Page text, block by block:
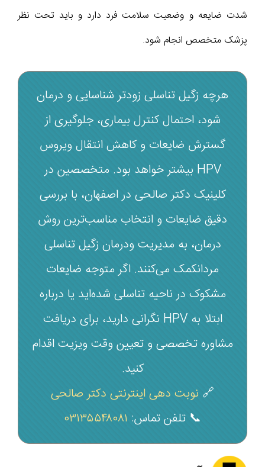
شدت ضایعه و وضعیت سلامت فرد دارد و باید تحت نظر
پزشک متخصص انجام شود.
هرچه زگیل تناسلی زودتر شناسایی و درمان
شود، احتمال کنترل بیماری، جلوگیری از
گسترش ضایعات و کاهش انتقال ویروس
HPV بیشتر خواهد بود. متخصصین در
کلینیک دکتر صالحی در اصفهان، با بررسی
دقیق ضایعات و انتخاب مناسب‌ترین روش
درمان، به مدیریت ودرمان زگیل تناسلی
مردانکمک می‌کنند. اگر متوجه ضایعات
مشکوک در ناحیه تناسلی شده‌اید یا درباره
ابتلا به HPV نگرانی دارید، برای دریافت
مشاوره تخصصی و تعیین وقت ویزیت اقدام
کنید.
🔗 نوبت دهی اینترنتی دکتر صالحی
📞 تلفن تماس: ۰۳۱۳۵۵۴۸۰۸۱